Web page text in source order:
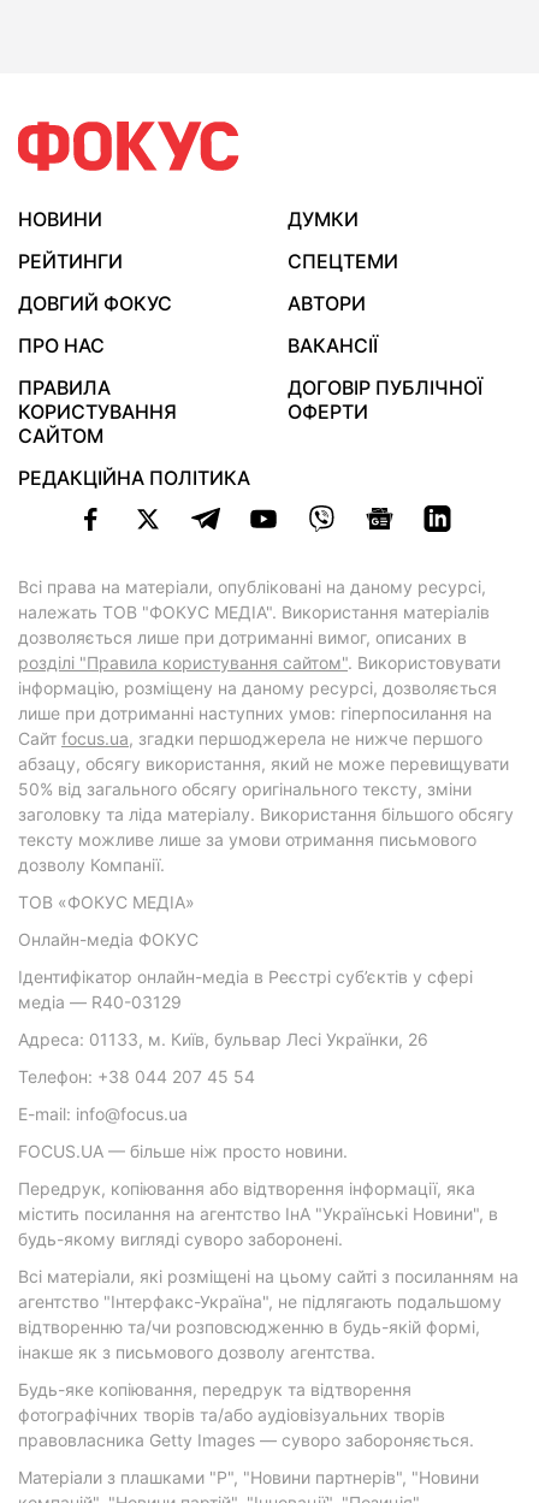
НОВИНИ
ДУМКИ
РЕЙТИНГИ
СПЕЦТЕМИ
ДОВГИЙ ФОКУС
АВТОРИ
ПРО НАС
ВАКАНСІЇ
ПРАВИЛА
КОРИСТУВАННЯ
САЙТОМ
ДОГОВІР ПУБЛІЧНОЇ
ОФЕРТИ
РЕДАКЦІЙНА ПОЛІТИКА
Всі права на матеріали, опубліковані на даному ресурсі,
належать ТОВ "ФОКУС МЕДІА". Використання матеріалів
дозволяється лише при дотриманні вимог, описаних в
розділі "Правила користування сайтом". Використовувати
інформацію, розміщену на даному ресурсі, дозволяється
лише при дотриманні наступних умов: гіперпосилання на
Cайт focus.ua, згадки першоджерела не нижче першого
абзацу, обсягу використання, який не може перевищувати
50% від загального обсягу оригінального тексту, зміни
заголовку та ліда матеріалу. Використання більшого обсягу
тексту можливе лише за умови отримання письмового
дозволу Компанії.
ТОВ «ФОКУС МЕДІА»
Онлайн-медіа ФОКУС
Ідентифікатор онлайн-медіа в Реєстрі суб’єктів у сфері
медіа — R40-03129
Адреса: 01133, м. Київ, бульвар Лесі Українки, 26
Телефон: +38 044 207 45 54
E-mail: info@focus.ua
FOCUS.UA — більше ніж просто новини.
Передрук, копіювання або відтворення інформації, яка
містить посилання на агентство ІнА "Українські Новини", в
будь-якому вигляді суворо заборонені.
Всі матеріали, які розміщені на цьому сайті з посиланням на
агентство "Інтерфакс-Україна", не підлягають подальшому
відтворенню та/чи розповсюдженню в будь-якій формі,
інакше як з письмового дозволу агентства.
Будь-яке копіювання, передрук та відтворення
фотографічних творів та/або аудіовізуальних творів
правовласника Getty Images — суворо забороняється.
Матеріали з плашками "Р", "Новини партнерів", "Новини